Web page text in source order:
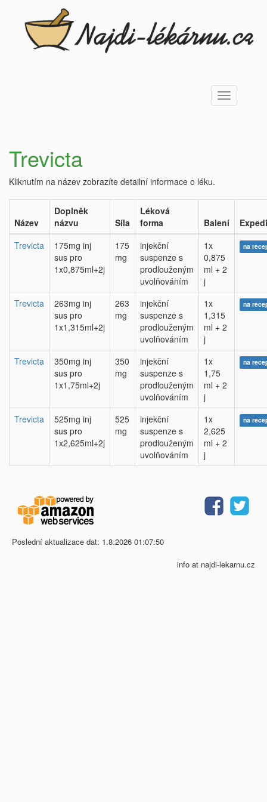
Toggle
navigation
Trevicta
Kliknutím na název zobrazíte detailní informace o léku.
Název
Doplněk
názvu
Síla
Léková
forma
Balení
Trevicta
175mg inj
sus pro
1x0,875ml+2j
175
mg
injekční
suspenze s
prodlouženým
uvolňováním
1x
0,875
ml + 2
j
na
Trevicta
263mg inj
sus pro
1x1,315ml+2j
263
mg
injekční
suspenze s
prodlouženým
uvolňováním
1x
1,315
ml + 2
j
na
Trevicta
350mg inj
sus pro
1x1,75ml+2j
350
mg
injekční
suspenze s
prodlouženým
uvolňováním
1x
1,75
ml + 2
j
na
Trevicta
525mg inj
sus pro
1x2,625ml+2j
525
mg
injekční
suspenze s
prodlouženým
uvolňováním
1x
2,625
ml + 2
j
na
Poslední aktualizace dat: 1.8.2026 01:07:50
info at najdi-lekarnu.cz